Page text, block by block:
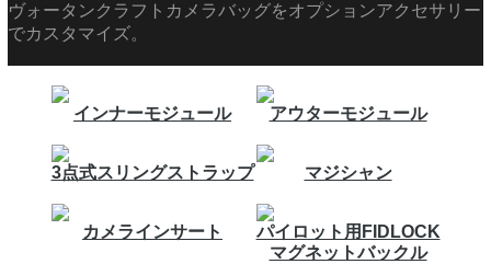
ヴォータンクラフトカメラバッグをオプションアクセサリー
でカスタマイズ。
インナーモジュール アウターモジュール
3点式スリングストラップ マジシャン
カメラインサート
パイロット用FIDLOCK
マグネットバックル